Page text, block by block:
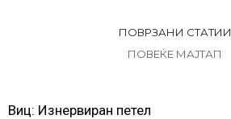
ПОВРЗАНИ СТАТИИ
ПОВЕЌЕ МАЈТАП
Виц: Изнервиран петел